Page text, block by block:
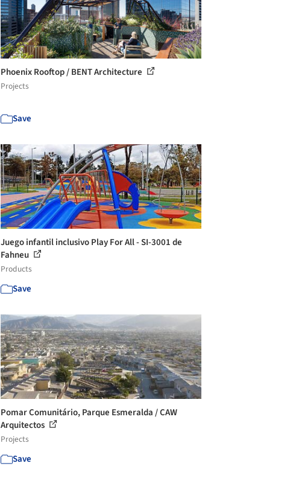
Phoenix Rooftop / BENT Architecture
Projects
Save
Juego infantil inclusivo Play For All - SI-3001 de
Fahneu
Products
Save
Pomar Comunitário, Parque Esmeralda / CAW
Arquitectos
Projects
Save